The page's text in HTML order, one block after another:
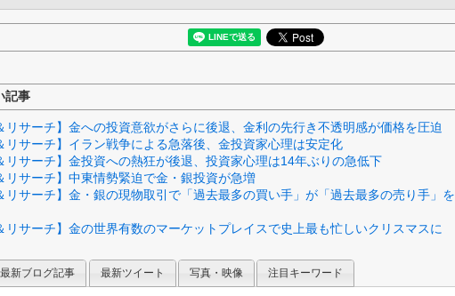
記事
リサーチ】金への投資意欲がさらに後退、金利の先行き不透明感が価格を圧迫
リサーチ】イラン戦争による急落後、金投資家心理は安定化
リサーチ】金投資への熱狂が後退、投資家心理は14年ぶりの急低下
リサーチ】中東情勢緊迫で金・銀投資が急増
リサーチ】金・銀の現物取引で「過去最多の買い手」が「過去最多の売り手」を
リサーチ】金の世界有数のマーケットプレイスで史上最も忙しいクリスマスに
最新ブログ記事 最新ツイート 写真・映像 注目キーワード